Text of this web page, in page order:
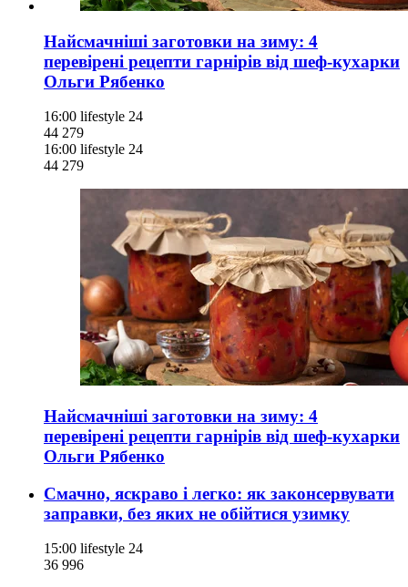
Найсмачніші заготовки на зиму: 4
перевірені рецепти гарнірів від шеф-кухарки
Ольги Рябенко
16:00 lifestyle 24
44 279
16:00 lifestyle 24
44 279
Найсмачніші заготовки на зиму: 4
перевірені рецепти гарнірів від шеф-кухарки
Ольги Рябенко
Смачно, яскраво і легко: як законсервувати
заправки, без яких не обійтися узимку
15:00 lifestyle 24
36 996